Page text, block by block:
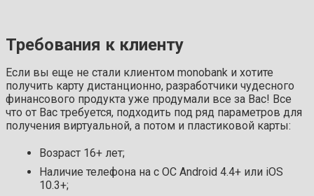
Требования к клиенту
Если вы еще не стали клиентом monobank и хотите
получить карту дистанционно, разработчики чудесного
финансового продукта уже продумали все за Вас! Все
что от Вас требуется, подходить под ряд параметров для
получения виртуальной, а потом и пластиковой карты:
Возраст 16+ лет;
Наличие телефона на с ОС Android 4.4+ или iOS
10.3+;